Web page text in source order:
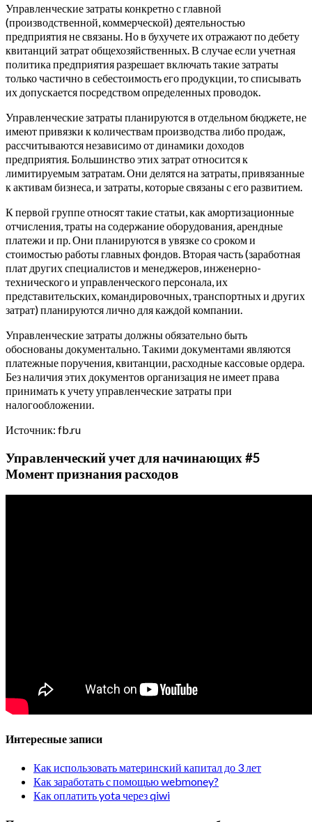
Управленческие затраты конкретно с главной
(производственной, коммерческой) деятельностью
предприятия не связаны. Но в бухучете их отражают по дебету
квитанций затрат общехозяйственных. В случае если учетная
политика предприятия разрешает включать такие затраты
только частично в себестоимость его продукции, то списывать
их допускается посредством определенных проводок.
Управленческие затраты планируются в отдельном бюджете, не
имеют привязки к количествам производства либо продаж,
рассчитываются независимо от динамики доходов
предприятия. Большинство этих затрат относится к
лимитируемым затратам. Они делятся на затраты, привязанные
к активам бизнеса, и затраты, которые связаны с его развитием.
К первой группе относят такие статьи, как амортизационные
отчисления, траты на содержание оборудования, арендные
платежи и пр. Они планируются в увязке со сроком и
стоимостью работы главных фондов. Вторая часть (заработная
плат других специалистов и менеджеров, инженерно-
технического и управленческого персонала, их
представительских, командировочных, транспортных и других
затрат) планируются лично для каждой компании.
Управленческие затраты должны обязательно быть
обоснованы документально. Такими документами являются
платежные поручения, квитанции, расходные кассовые ордера.
Без наличия этих документов организация не имеет права
принимать к учету управленческие затраты при
налогообложении.
Источник: fb.ru
Управленческий учет для начинающих #5
Момент признания расходов
Интересные записи
Как использовать материнский капитал до 3 лет
Как заработать с помощью webmoney?
Как оплатить yota через qiwi